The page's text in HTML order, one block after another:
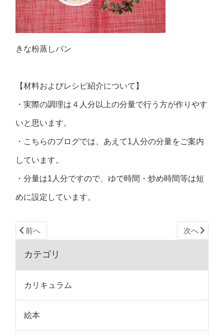
きな粉蒸しパン
【材料およびレシピ紹介について】
・実際の調理は４人分以上の分量で行う方が作りやす
いと思います。
・こちらのブログでは、あえて1人分の分量をご案内
しています。
・分量は1人分ですので、ゆで時間・炒め時間等は短
めに設定しています。
前へ 次へ
カテゴリ
カリキュラム
絵本